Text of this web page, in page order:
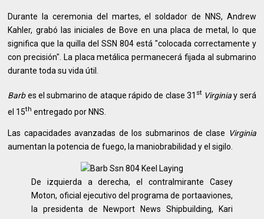
Durante la ceremonia del martes, el soldador de NNS, Andrew
Kahler, grabó las iniciales de Bove en una placa de metal, lo que
significa que la quilla del SSN 804 está "colocada correctamente y
con precisión". La placa metálica permanecerá fijada al submarino
durante toda su vida útil.
Barbes el submarino de ataque rápido de clase 31 st Virginiay será
el 15th entregado por NNS.
Las capacidades avanzadas de los submarinos de clase Virginia
aumentan la potencia de fuego, la maniobrabilidad y el sigilo.
De izquierda a derecha, el contralmirante Casey
Moton, oficial ejecutivo del programa de portaaviones,
la presidenta de Newport News Shipbuilding, Kari